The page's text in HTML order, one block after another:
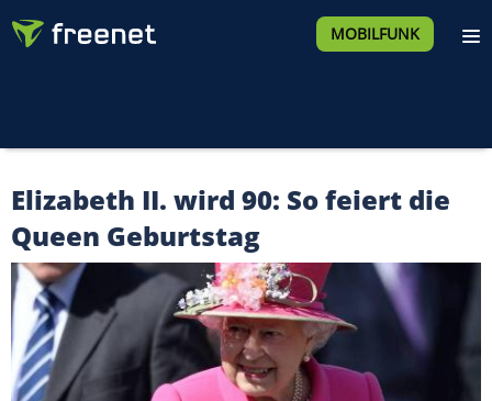
MOBILFUNK
Elizabeth II. wird 90: So feiert die
Queen Geburtstag